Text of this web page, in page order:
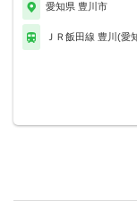
愛知県 豊川市
ＪＲ飯田線 豊川(愛